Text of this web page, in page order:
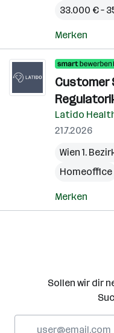
33.000 € –
Merken
Customer
Latido
21.7.2026
Wien 1.
Homeoffice
Merken
Sollen wir dir